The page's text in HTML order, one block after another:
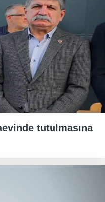
tutulmasına